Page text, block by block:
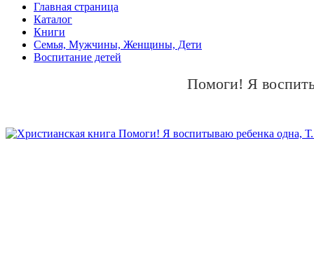
Главная страница
Каталог
Книги
Семья, Мужчины, Женщины, Дети
Воспитание детей
Помоги! Я